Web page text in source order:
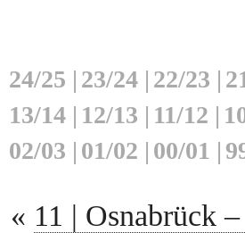
24/25 | 23/24 | 22/23 |
13/14 | 12/13 | 11/12 |
02/03 | 01/02 | 00/01 |
« 11 | Osnabrück